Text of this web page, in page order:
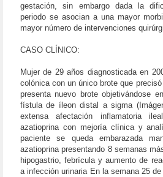
gestación, sin embargo dada la
periodo se asocian a una mayor
mayor número de intervenciones
CASO CLÍNICO:
Mujer de 29 años diagnosticada en
colónica con un único brote que
presenta nuevo brote objetivándose
fístula de íleon distal a sigma
extensa afectación inflamatoria
azatioprina con mejoría clínica y
paciente se queda embarazada
azatioprina presentando 8 semanas
hipogastrio, febrícula y aumento de
a infección urinaria En la semana 25